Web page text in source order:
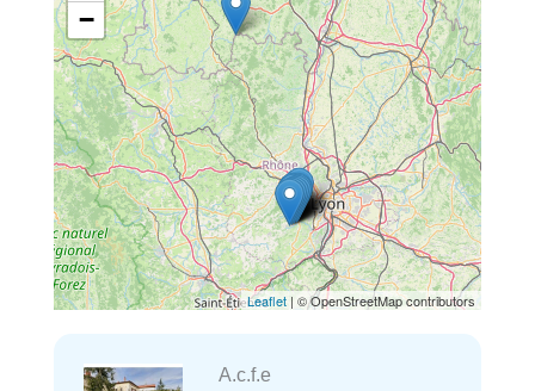
−
Leaflet | © OpenStreetMap contributors
A.c.f.e